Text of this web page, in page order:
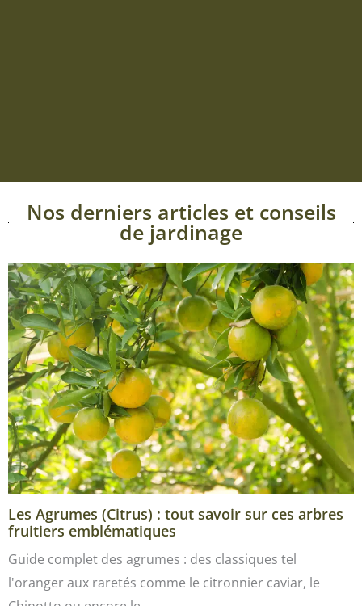
Nos derniers articles et conseils
de jardinage
Les Agrumes (Citrus) : tout savoir sur ces arbres
fruitiers emblématiques
Guide complet des agrumes : des classiques tel
l'oranger aux raretés comme le citronnier caviar, le